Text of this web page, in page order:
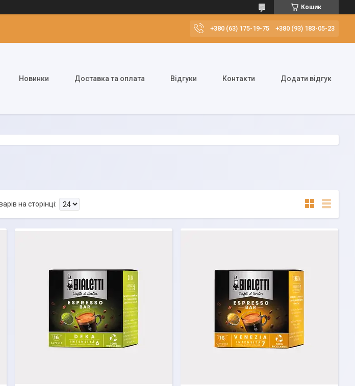
Кошик
+380 (63) 175-19-75 +380 (93) 183-05-23
Новинки Доставка та оплата Відгуки Контакти Додати відгук